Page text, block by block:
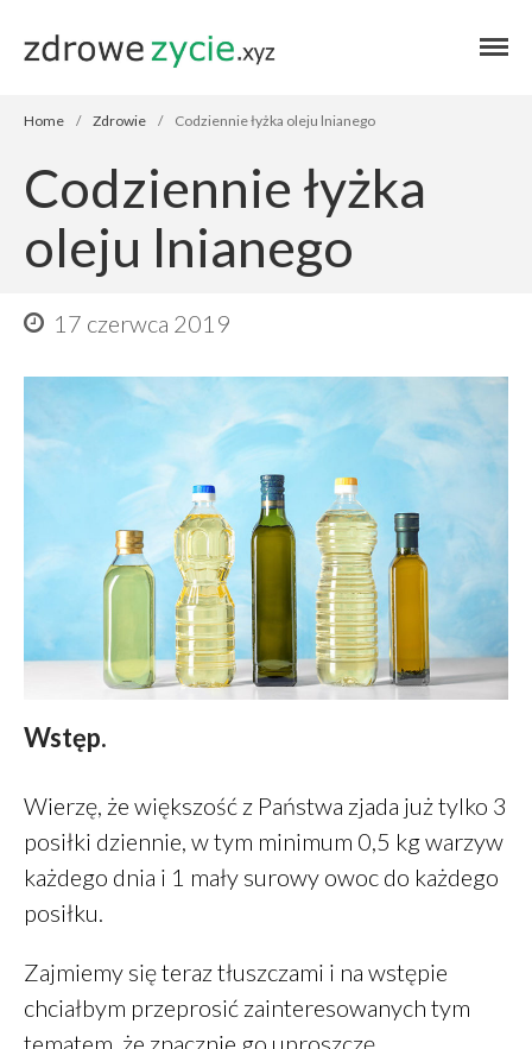
Przepisy
Finanse
Stosuję
Zdrowe oczy
Placek z ciecierzycy
Śniadanie – wariant 2A
Home / Zdrowie / Codziennie łyżka oleju lnianego
Codziennie łyżka
oleju lnianego
17 czerwca 2019
Wstęp.
Wierzę, że większość z Państwa zjada już tylko 3
posiłki dziennie, w tym minimum 0,5 kg warzyw
każdego dnia i 1 mały surowy owoc do każdego
posiłku.
Zajmiemy się teraz tłuszczami i na wstępie
chciałbym przeprosić zainteresowanych tym
tematem, że znacznie go uproszczę.